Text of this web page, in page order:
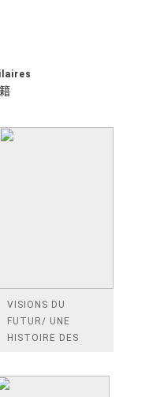
VISIONS DU
FUTUR/ UNE
HISTOIRE DES
L'HUMANITE